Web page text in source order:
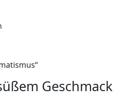
Geschmack